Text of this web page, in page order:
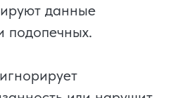
данные
подопечных.